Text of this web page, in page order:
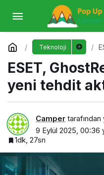
Teknoloji
ESET,
yeni tehdit
Camper tarafından
9 Eylül 2025, 00:36
1dk, 27sn
ESET,
aktörünü keşfetti
Yorum Yap